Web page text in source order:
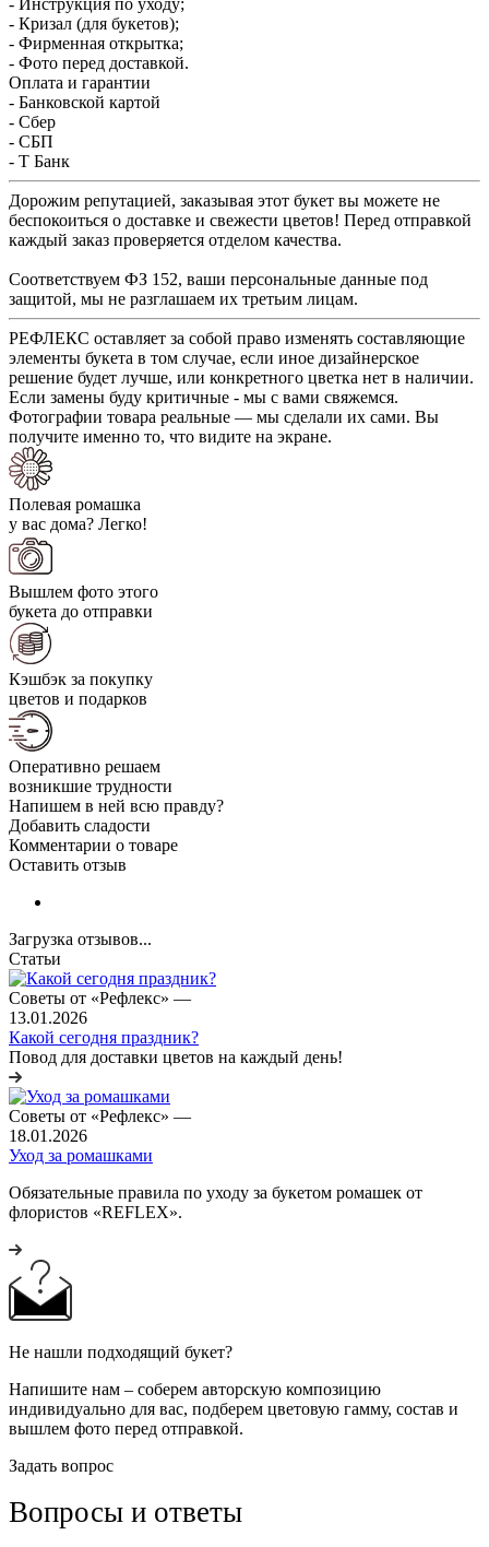
- Кризал (для букетов);
- Фирменная открытка;
- Фото перед доставкой.
Оплата и гарантии
- Банковской картой
- Сбер
- СБП
- Т Банк
Дорожим репутацией, заказывая этот букет вы можете не
беспокоиться о доставке и свежести цветов! Перед отправкой
каждый заказ проверяется отделом качества.
Соответствуем ФЗ 152, ваши персональные данные под
защитой, мы не разглашаем их третьим лицам.
РЕФЛЕКС оставляет за собой право изменять составляющие
элементы букета в том случае, если иное дизайнерское
решение будет лучше, или конкретного цветка нет в наличии.
Если замены буду критичные - мы с вами свяжемся.
Фотографии товара реальные — мы сделали их сами. Вы
получите именно то, что видите на экране.
Полевая ромашка
у вас дома? Легко!
Вышлем фото этого
букета до отправки
Кэшбэк за покупку
цветов и подарков
Оперативно решаем
возникшие трудности
Напишем в ней всю правду?
Добавить сладости
Комментарии о товаре
Оставить отзыв
Загрузка отзывов...
Статьи
Советы от «Рефлекс» —
13.01.2026
Какой сегодня праздник?
Повод для доставки цветов на каждый день!
Советы от «Рефлекс» —
18.01.2026
Уход за ромашками
Обязательные правила по уходу за букетом ромашек от
флористов «REFLEX».
Не нашли подходящий букет?
Напишите нам – соберем авторскую композицию
индивидуально для вас, подберем цветовую гамму, состав и
вышлем фото перед отправкой.
Задать вопрос
Вопросы и ответы